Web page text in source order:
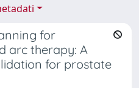
for
arc therapy: A
for prostate